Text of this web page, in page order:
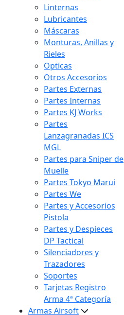
Linternas
Lubricantes
Máscaras
Monturas, Anillas y
Rieles
Opticas
Otros Accesorios
Partes Externas
Partes Internas
Partes KJ Works
Partes
Lanzagranadas ICS
MGL
Partes para Sniper de
Muelle
Partes Tokyo Marui
Partes We
Partes y Accesorios
Pistola
Partes y Despieces
DP Tactical
Silenciadores y
Trazadores
Soportes
Tarjetas Registro
Arma 4ª Categoría
Armas Airsoft